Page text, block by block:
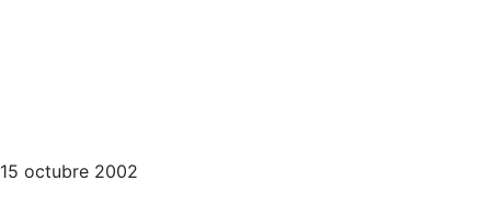
15 octubre 2002